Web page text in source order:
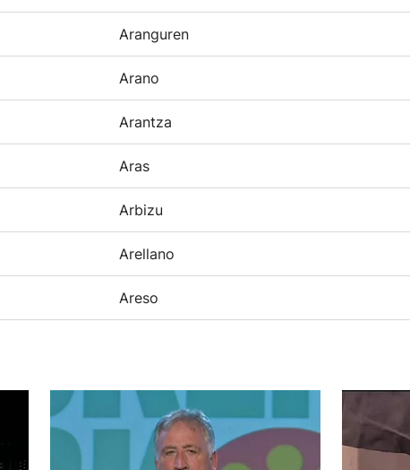
Aranguren
Arano
Arantza
Aras
Arbizu
Arellano
Areso